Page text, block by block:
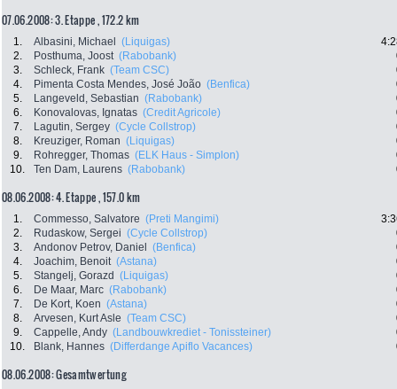
07.06.2008: 3. Etappe , 172.2 km
1. Albasini, Michael (Liquigas)
2.
Posthuma, Joost (Rabobank)
3.
Schleck, Frank (Team CSC)
4.
Pimenta Costa Mendes, José João (Benfica)
5.
Langeveld, Sebastian (Rabobank)
6.
Konovalovas, Ignatas (Credit Agricole)
7.
Lagutin, Sergey (Cycle Collstrop)
8.
Kreuziger, Roman (Liquigas)
9.
Rohregger, Thomas (ELK Haus - Simplon)
10.
Ten Dam, Laurens (Rabobank)
08.06.2008: 4. Etappe , 157.0 km
1. Commesso, Salvatore (Preti Mangimi)
2.
Rudaskow, Sergei (Cycle Collstrop)
3.
Andonov Petrov, Daniel (Benfica)
4.
Joachim, Benoit (Astana)
5.
Stangelj, Gorazd (Liquigas)
6.
De Maar, Marc (Rabobank)
7.
De Kort, Koen (Astana)
8.
Arvesen, Kurt Asle (Team CSC)
9.
Cappelle, Andy (Landbouwkrediet - Tonissteiner)
10.
Blank, Hannes (Differdange Apiflo Vacances)
08.06.2008: Gesamtwertung